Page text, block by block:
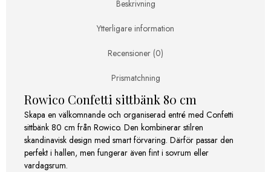
Beskrivning
Ytterligare information
Recensioner (0)
Prismatchning
Rowico Confetti sittbänk 80 cm
Skapa en välkomnande och organiserad entré med Confetti
sittbänk 80 cm från Rowico. Den kombinerar stilren
skandinavisk design med smart förvaring. Därför passar den
perfekt i hallen, men fungerar även fint i sovrum eller
vardagsrum.